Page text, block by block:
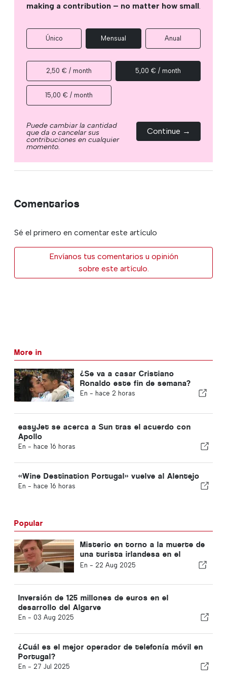
making a contribution – no matter how small.
Único Mensual Anual
2,50 € / month 5,00 € / month
15,00 € / month
Puede cambiar la cantidad
que da o cancelar sus
contribuciones en cualquier
momento.
Continue →
Comentarios
Sé el primero en comentar este artículo
Envíanos tus comentarios u opinión
sobre este artículo.
More in
¿Se va a casar Cristiano
Ronaldo este fin de semana?
En - hace 2 horas
easyJet se acerca a Sun tras el acuerdo con
Apollo
En - hace 16 horas
«Wine Destination Portugal» vuelve al Alentejo
En - hace 16 horas
Popular
Misterio en torno a la muerte de
una turista irlandesa en el
Algarve
En - 22 Aug 2025
Inversión de 125 millones de euros en el
desarrollo del Algarve
En - 03 Aug 2025
¿Cuál es el mejor operador de telefonía móvil en
Portugal?
En - 27 Jul 2025